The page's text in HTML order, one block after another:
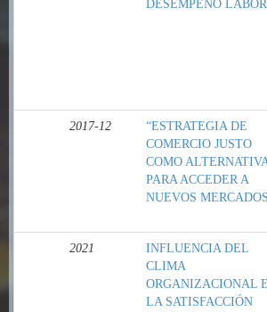
DESEMPEÑO
2017-12
“ESTRATEGIA DE
COMERCIO JUSTO
COMO
PARA ACCEDER A
NUEVOS
2021
INFLUENCIA DEL
CLIMA
ORGANIZACIONAL
LA SATISFACCIÓN